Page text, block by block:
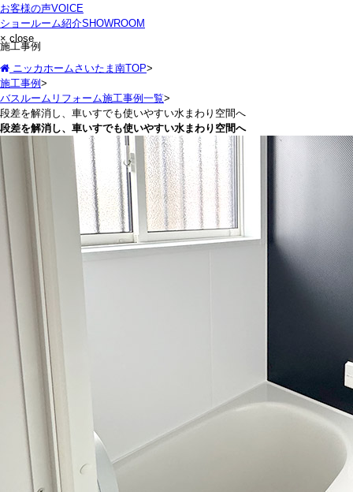
お客様の声VOICE
ショールーム紹介SHOWROOM
× close
施工事例
ニッカホームさいたま南TOP>
施工事例 >
バスルームリフォーム施工事例一覧>
段差を解消し、車いすでも使いやすい水まわり空間へ
段差を解消し、車いすでも使いやすい水まわり空間へ